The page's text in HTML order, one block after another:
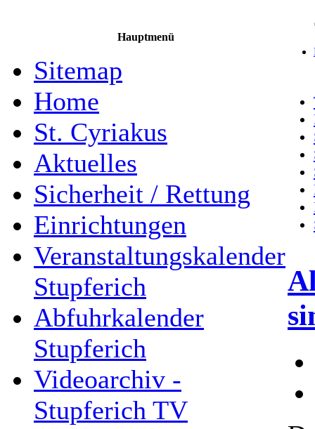
Hauptmenü
Sitemap
Home
St. Cyriakus
Aktuelles
Sicherheit / Rettung
Einrichtungen
Veranstaltungskalender
Stupferich
Abfuhrkalender
Stupferich
Videoarchiv -
Stupferich TV